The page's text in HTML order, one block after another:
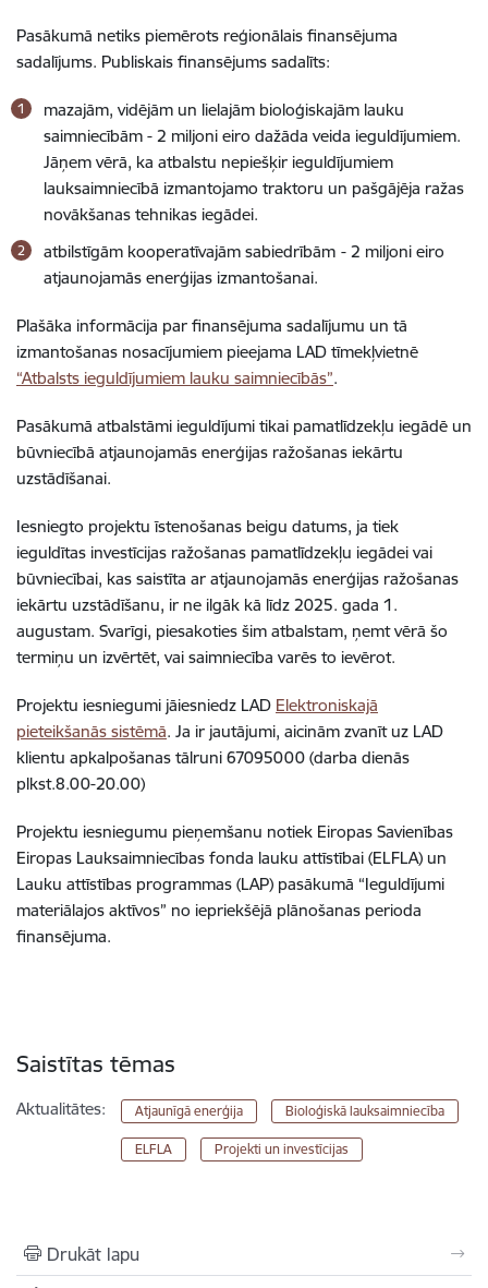
Pasākumā netiks piemērots reģionālais finansējuma
sadalījums. Publiskais finansējums sadalīts:
mazajām, vidējām un lielajām bioloģiskajām lauku
saimniecībām - 2 miljoni eiro dažāda veida ieguldījumiem.
Jāņem vērā, ka atbalstu nepiešķir ieguldījumiem
lauksaimniecībā izmantojamo traktoru un pašgājēja ražas
novākšanas tehnikas iegādei.
atbilstīgām kooperatīvajām sabiedrībām - 2 miljoni eiro
atjaunojamās enerģijas izmantošanai.
Plašāka informācija par finansējuma sadalījumu un tā
izmantošanas nosacījumiem pieejama LAD tīmekļvietnē
“Atbalsts ieguldījumiem lauku saimniecībās”.
Pasākumā atbalstāmi ieguldījumi tikai pamatlīdzekļu iegādē un
būvniecībā atjaunojamās enerģijas ražošanas iekārtu
uzstādīšanai.
Iesniegto projektu īstenošanas beigu datums, ja tiek
ieguldītas investīcijas ražošanas pamatlīdzekļu iegādei vai
būvniecībai, kas saistīta ar atjaunojamās enerģijas ražošanas
iekārtu uzstādīšanu, ir ne ilgāk kā līdz 2025. gada 1.
augustam. Svarīgi, piesakoties šim atbalstam, ņemt vērā šo
termiņu un izvērtēt, vai saimniecība varēs to ievērot.
Projektu iesniegumi jāiesniedz LAD Elektroniskajā
pieteikšanās sistēmā. Ja ir jautājumi, aicinām zvanīt uz LAD
klientu apkalpošanas tālruni 67095000 (darba dienās
plkst.8.00-20.00)
Projektu iesniegumu pieņemšanu notiek Eiropas Savienības
Eiropas Lauksaimniecības fonda lauku attīstībai (ELFLA) un
Lauku attīstības programmas (LAP) pasākumā “Ieguldījumi
materiālajos aktīvos” no iepriekšējā plānošanas perioda
finansējuma.
Saistītas tēmas
Aktualitātes: Atjaunīgā enerģija Bioloģiskā lauksaimniecība
ELFLA Projekti un investīcijas
Drukāt lapu